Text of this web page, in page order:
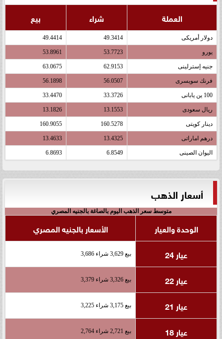
العملة شراء بيع
دولار أمريكى 49.3414
49.4414
يورو 53.7723
53.8961
جنيه إسترلينى 62.9153
63.0675
فرنك سويسرى 56.0507
56.1898
100 ين يابانى 33.3726
33.4470
ريال سعودى 13.1553
13.1826
دينار كويتى 160.5278
160.9055
درهم اماراتى 13.4325
13.4633
اليوان الصينى 6.8549
6.8693
أسعار الذهب
متوسط سعر الذهب اليوم بالصاغة بالجنيه المصري
الوحدة والعيار
الأسعار بالجنيه المصري
عيار 24
بيع 3,629 شراء 3,686
عيار 22 بيع 3,326 شراء 3,379
عيار 21 بيع 3,175 شراء 3,225
عيار 18 بيع 2,721 شراء 2,764